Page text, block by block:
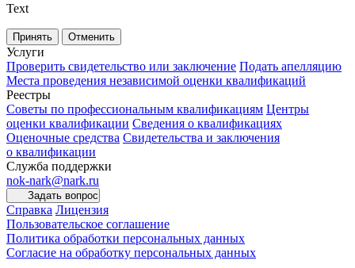
Text
Принять Отменить
Услуги
Проверить свидетельство или заключение Подать апелляцию
Места проведения независимой оценки квалификаций
Реестры
Советы по профессиональным квалификациям Центры
оценки квалификации Сведения о квалификациях
Оценочные средства Свидетельства и заключения
о квалификации
Служба поддержки
nok-nark@nark.ru
Задать вопрос
Справка Лицензия
Пользовательское соглашение
Политика обработки персональных данных
Согласие на обработку персональных данных